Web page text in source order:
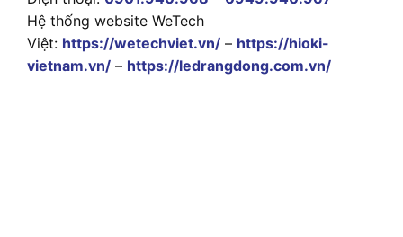
Hệ thống website WeTech
Việt: https://wetechviet.vn/ – https://hioki-
vietnam.vn/ – https://ledrangdong.com.vn/